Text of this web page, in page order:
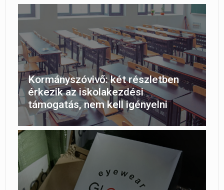
Kormányszóvivő: két részletben
érkezik az iskolakezdési
támogatás, nem kell igényelni